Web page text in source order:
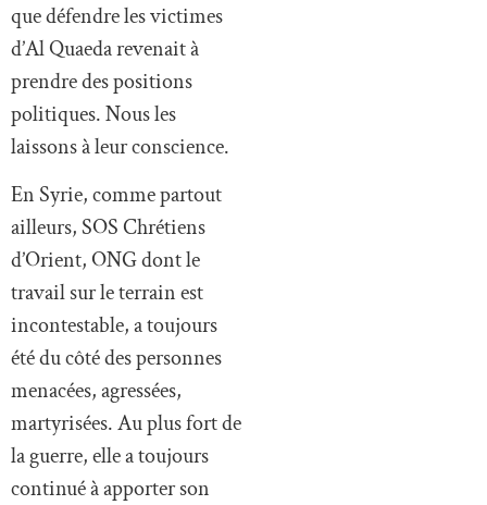
que défendre les victimes
d’Al Quaeda revenait à
prendre des positions
politiques. Nous les
laissons à leur conscience.
En Syrie, comme partout
ailleurs, SOS Chrétiens
d’Orient, ONG dont le
travail sur le terrain est
incontestable, a toujours
été du côté des personnes
menacées, agressées,
martyrisées. Au plus fort de
la guerre, elle a toujours
continué à apporter son